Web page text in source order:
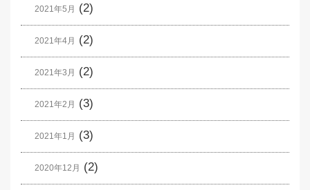
2021年5月 (2)
2021年4月 (2)
2021年3月 (2)
2021年2月 (3)
2021年1月 (3)
2020年12月 (2)